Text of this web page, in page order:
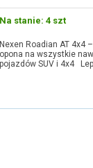
Na stanie: 4 szt
Nexen Roadian AT 4x4
opona na wszystkie
pojazdów SUV i 4x4